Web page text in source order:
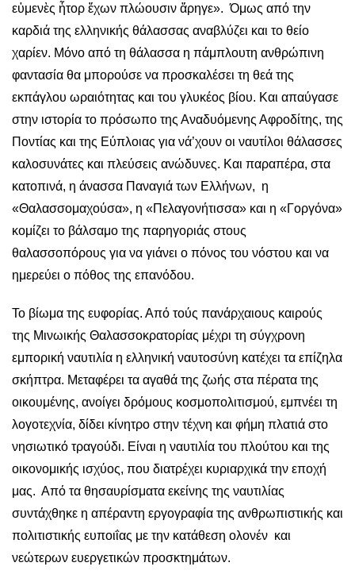
εὐμενὲς ἦτορ ἔχων πλώουσιν ἄρηγε». Όμως από την
καρδιά της ελληνικής θάλασσας αναβλύζει και το θείο
χαρίεν. Μόνο από τη θάλασσα η πάμπλουτη ανθρώπινη
φαντασία θα μπορούσε να προσκαλέσει τη θεά της
εκπάγλου ωραιότητας και του γλυκέος βίου. Και απαύγασε
στην ιστορία το πρόσωπο της Αναδυόμενης Αφροδίτης, της
Ποντίας και της Εύπλοιας για νά’χουν οι ναυτίλοι θάλασσες
καλοσυνάτες και πλεύσεις ανώδυνες. Και παραπέρα, στα
κατοπινά, η άνασσα Παναγιά των Ελλήνων, η
«Θαλασσομαχούσα», η «Πελαγονήτισσα» και η «Γοργόνα»
κομίζει το βάλσαμο της παρηγοριάς στους
θαλασσοπόρους για να γιάνει ο πόνος του νόστου και να
ημερεύει ο πόθος της επανόδου.
Το βίωμα της ευφορίας. Από τούς πανάρχαιους καιρούς
της Μινωικής Θαλασσοκρατορίας μέχρι τη σύγχρονη
εμπορική ναυτιλία η ελληνική ναυτοσύνη κατέχει τα επίζηλα
σκήπτρα. Μεταφέρει τα αγαθά της ζωής στα πέρατα της
οικουμένης, ανοίγει δρόμους κοσμοπολιτισμού, εμπνέει τη
λογοτεχνία, δίδει κίνητρο στην τέχνη και φήμη πλατιά στο
νησιωτικό τραγούδι. Είναι η ναυτιλία του πλούτου και της
οικονομικής ισχύος, που διατρέχει κυριαρχικά την εποχή
μας. Από τα θησαυρίσματα εκείνης της ναυτιλίας
συντάχθηκε η απέραντη εργογραφία της ανθρωπιστικής και
πολιτιστικής ευποιΐας με την κατάθεση ολονέν και
νεώτερων ευεργετικών προσκτημάτων.